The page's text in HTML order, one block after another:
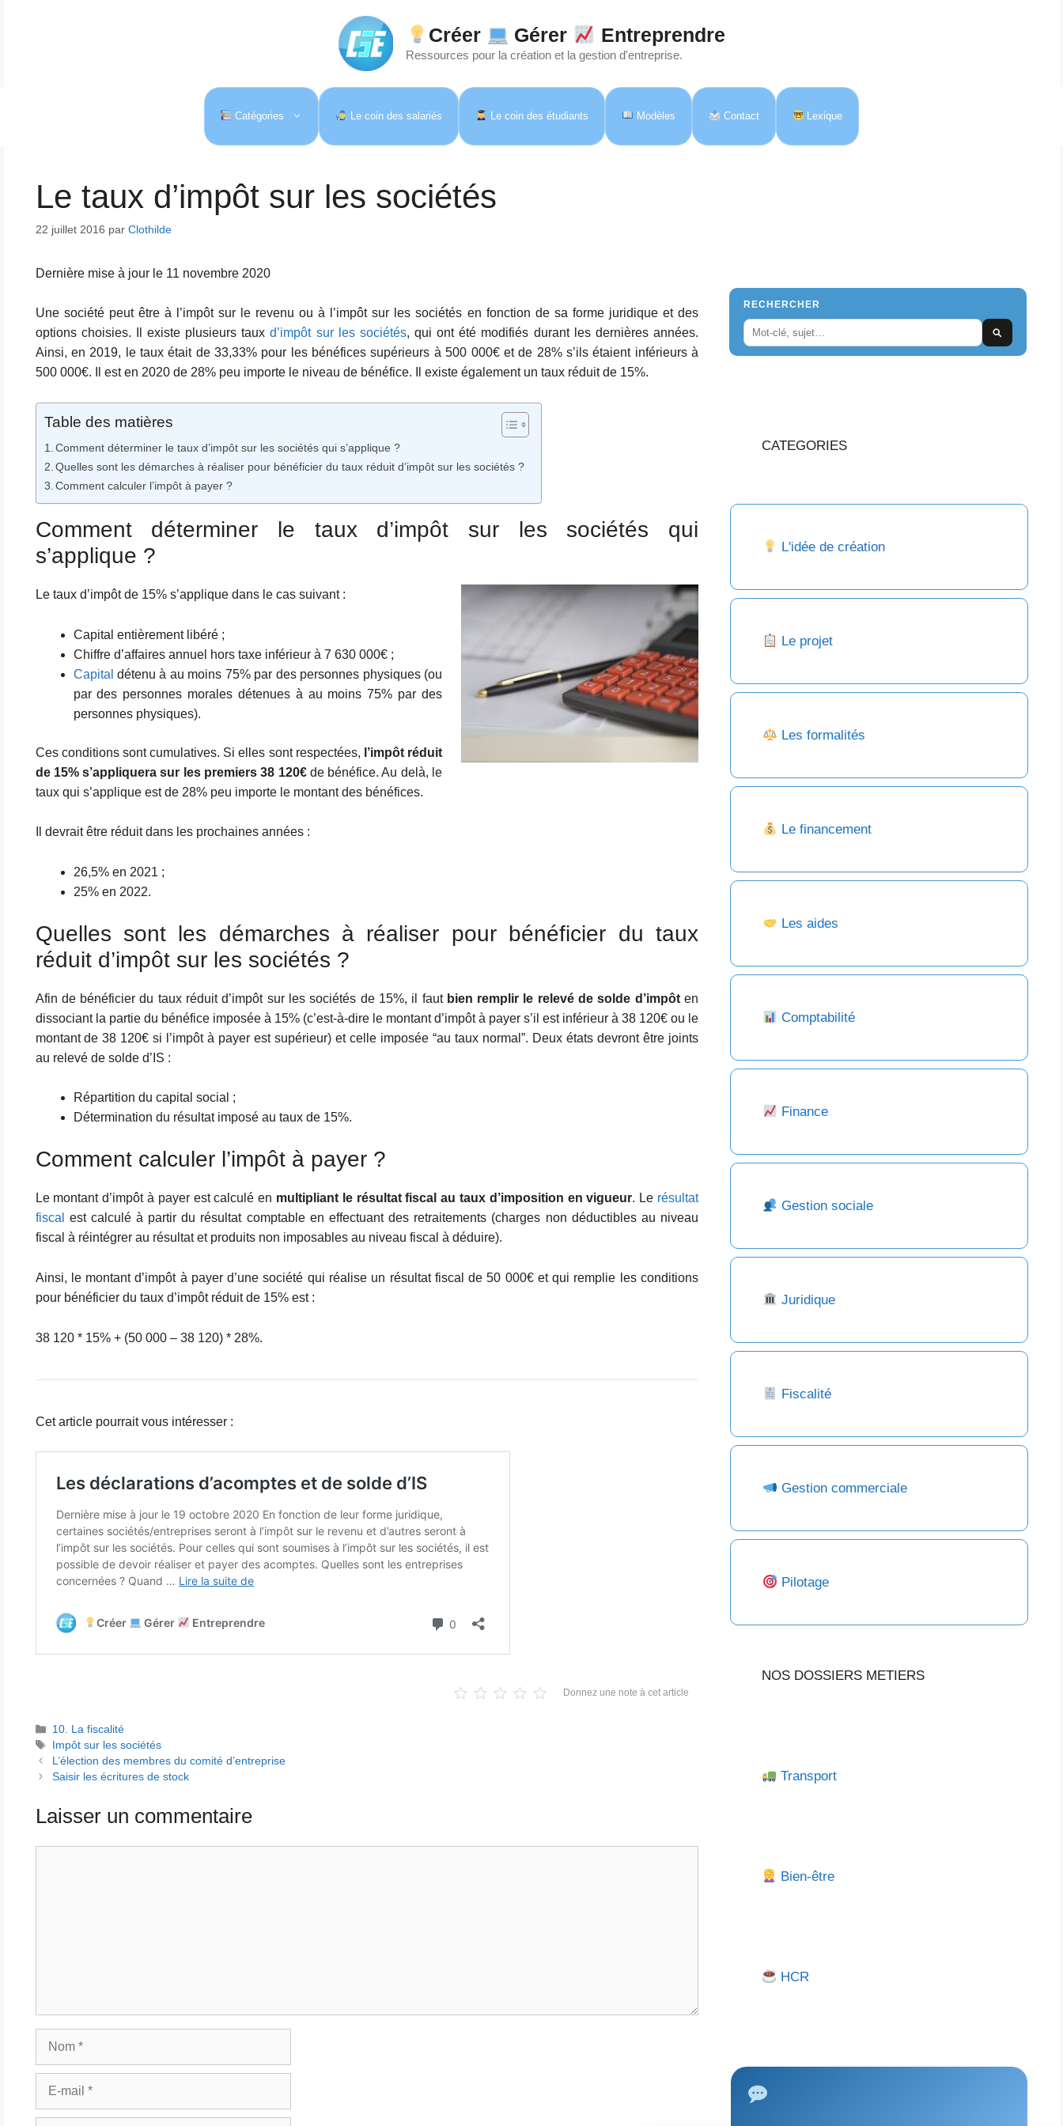
Créer Gérer Entreprendre
Ressources pour la création et la gestion d'entreprise.
Catégories Le coin des salariés Le coin des étudiants Modèles Contact Lexique
Le taux d’impôt sur les sociétés
22 juillet 2016 par Clothilde
Dernière mise à jour le 11 novembre 2020
Une société peut être à l’impôt sur le revenu ou à l’impôt sur les sociétés en fonction de sa forme juridique et des
options choisies. Il existe plusieurs tauxd’impôt sur les sociétés, qui ont été modifiés durant les dernières années.
Ainsi, en 2019, le taux était de 33,33% pour les bénéfices supérieurs à 500 000€ et de 28% s’ils étaient inférieurs à
500 000€. Il est en 2020 de 28% peu importe le niveau de bénéfice. Il existe également un taux réduit de 15%.
Table des matières
Comment déterminer le taux d’impôt sur les sociétés qui s’applique ?
Quelles sont les démarches à réaliser pour bénéficier du taux réduit d’impôt sur les sociétés ?
Comment calculer l’impôt à payer ?
Comment déterminer le taux d’impôt sur les sociétés qui
s’applique ?
Le taux d’impôt de 15% s’applique dans le cas suivant :
Capital entièrement libéré ;
Chiffre d’affaires annuel hors taxe inférieur à 7 630 000€ ;
Capital détenu à au moins 75% par des personnes physiques (ou
par des personnes morales détenues à au moins 75% par des
personnes physiques).
Ces conditions sont cumulatives. Si elles sont respectées, l’impôt réduit
de 15% s’appliquera sur les premiers 38 120€ de bénéfice. Au delà, le
taux qui s’applique est de 28% peu importe le montant des bénéfices.
Il devrait être réduit dans les prochaines années :
26,5% en 2021 ;
25% en 2022.
Quelles sont les démarches à réaliser pour bénéficier du taux
réduit d’impôt sur les sociétés ?
Afin de bénéficier du taux réduit d’impôt sur les sociétés de 15%, il faut bien remplir le relevé de solde d’impôten
dissociant la partie du bénéfice imposée à 15% (c’est-à-dire le montant d’impôt à payer s’il est inférieur à 38 120€ ou le
montant de 38 120€ si l’impôt à payer est supérieur) et celle imposée “au taux normal”. Deux états devront être joints
au relevé de solde d’IS :
Répartition du capital social ;
Détermination du résultat imposé au taux de 15%.
Comment calculer l’impôt à payer ?
Le montant d’impôt à payer est calculé en multipliant le résultat fiscal au taux d’imposition en vigueur. Le résultat
fiscal
est calculé à partir du résultat comptable en effectuant des retraitements (charges non déductibles au niveau
fiscal à réintégrer au résultat et produits non imposables au niveau fiscal à déduire).
Ainsi, le montant d’impôt à payer d’une société qui réalise un résultat fiscal de 50 000€ et qui remplie les conditions
pour bénéficier du taux d’impôt réduit de 15% est :
38 120 * 15% + (50 000 – 38 120) * 28%.
Cet article pourrait vous intéresser :
Donnez une note à cet article
Catégories
10. La fiscalité
Étiquettes
Impôt sur les sociétés
L’élection des membres du comité d’entreprise
Saisir les écritures de stock
Laisser un commentaire
RECHERCHER
CATEGORIES
L'idée de création
Le projet
Les formalités
Le financement
Les aides
Comptabilité
Finance
Gestion sociale
Juridique
Fiscalité
Gestion commerciale
Pilotage
NOS DOSSIERS METIERS
Transport
Bien-être
HCR